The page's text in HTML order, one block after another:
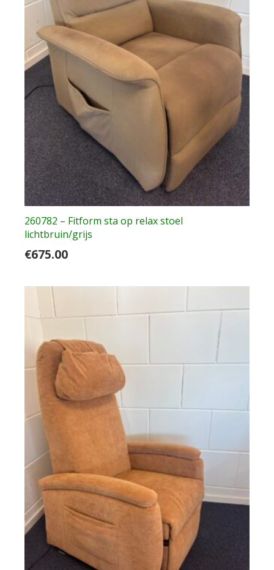
260782 – Fitform sta op relax stoel
lichtbruin/grijs
€675.00